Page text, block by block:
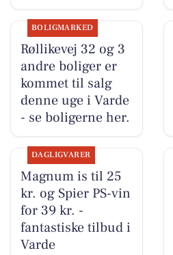
BOLIGMARKED
Røllikevej 32 og 3
andre boliger er
kommet til salg
denne uge i Varde
- se boligerne her.
DAGLIGVARER
Magnum is til 25
kr. og Spier PS-vin
for 39 kr. -
fantastiske tilbud i
Varde